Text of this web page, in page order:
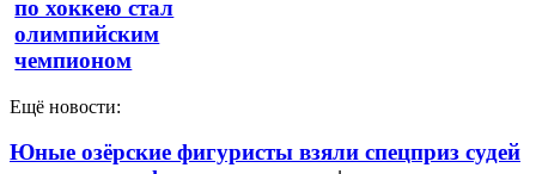
по хоккею стал
олимпийским
чемпионом
Ещё новости:
Юные озёрские фигуристы взяли спецприз судей